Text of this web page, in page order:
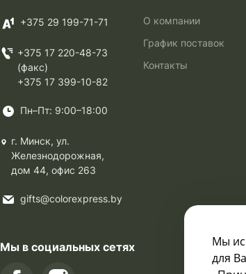
+375 29 199-71-71
+375 17 220-48-73
(факс)
+375 17 399-10-82
Пн–Пт: 9:00–18:00
г. Минск, ул.
Железнодорожная,
дом 44, офис 263
gifts@colorexpress.by
О компании
График поставок
Контакты
Мы в социальных сетях
Мы
для